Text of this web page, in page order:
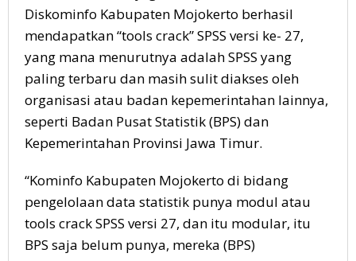
Diskominfo Kabupaten Mojokerto berhasil
mendapatkan “tools crack” SPSS versi ke- 27,
yang mana menurutnya adalah SPSS yang
paling terbaru dan masih sulit diakses oleh
organisasi atau badan kepemerintahan lainnya,
seperti Badan Pusat Statistik (BPS) dan
Kepemerintahan Provinsi Jawa Timur.
“Kominfo Kabupaten Mojokerto di bidang
pengelolaan data statistik punya modul atau
tools crack SPSS versi 27, dan itu modular, itu
BPS saja belum punya, mereka (BPS)